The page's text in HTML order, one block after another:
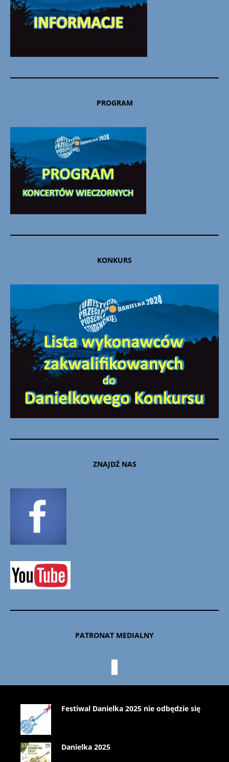
PROGRAM
KONKURS
ZNAJDŹ NAS
PATRONAT MEDIALNY
Festiwal Danielka 2025 nie odbędzie się
Danielka 2025